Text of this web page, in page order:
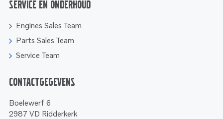
Service en onderhoud
Engines Sales Team
Parts Sales Team
Service Team
Contactgegevens
Boelewerf 6
2987 VD Ridderkerk